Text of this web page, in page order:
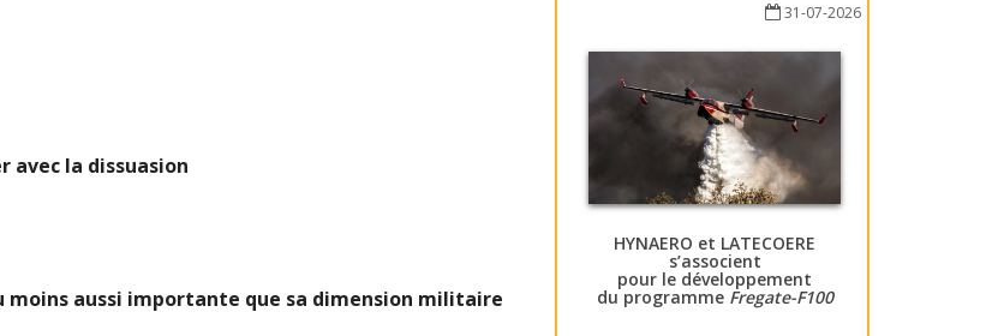
la dissuasion
aussi importante que sa dimension militaire
31-07-2026
HYNAERO et LATECOERE
s’associent
pour le développement
du programme Fregate-F100